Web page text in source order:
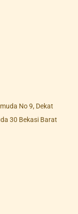
No 9, Dekat
30 Bekasi Barat